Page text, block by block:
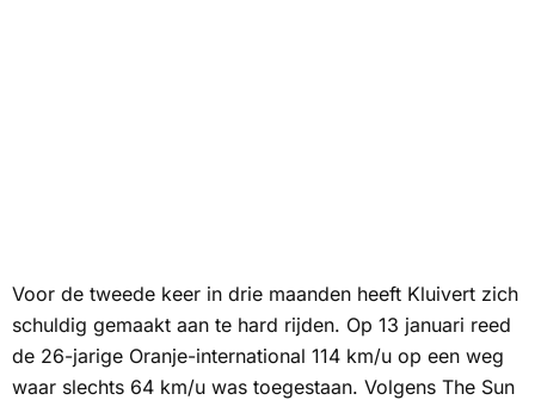
Voor de tweede keer in drie maanden heeft Kluivert zich
schuldig gemaakt aan te hard rijden. Op 13 januari reed
de 26-jarige Oranje-international 114 km/u op een weg
waar slechts 64 km/u was toegestaan. Volgens The Sun